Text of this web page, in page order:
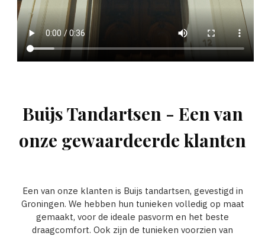
Buijs Tandartsen - Een van
onze gewaardeerde klanten
Een van onze klanten is Buijs tandartsen, gevestigd in
Groningen. We hebben hun tunieken volledig op maat
gemaakt, voor de ideale pasvorm en het beste
draagcomfort. Ook zijn de tunieken voorzien van